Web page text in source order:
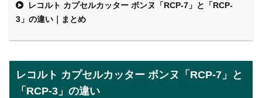
レコルト カプセルカッター ボンヌ「RCP-7」と「RCP-
3」の違い｜まとめ
レコルト カプセルカッター ボンヌ「RCP-7」と
「RCP-3」の違い